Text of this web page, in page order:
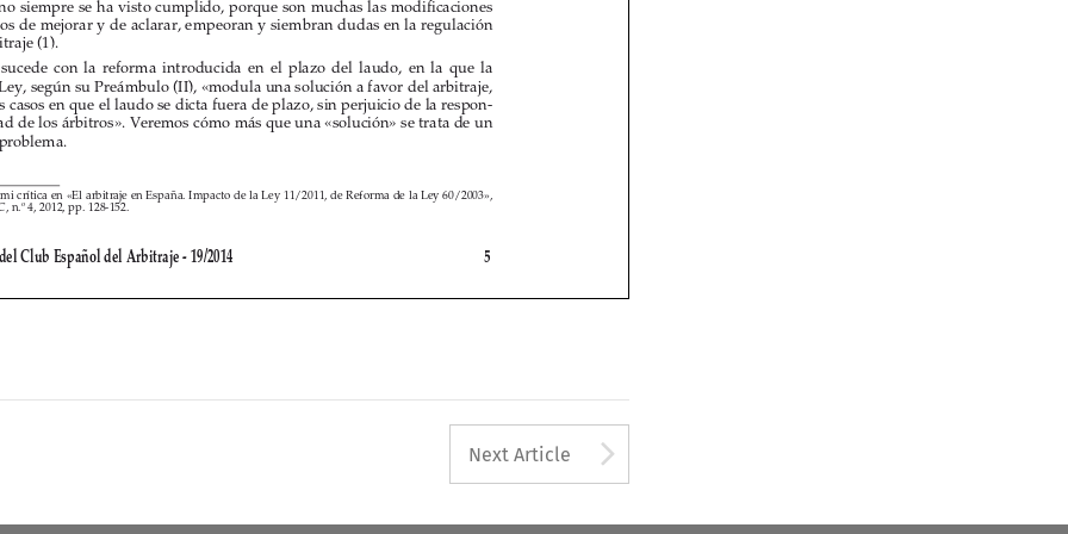











Revista del Club Español del Arbitraje - 19/2014
Tal  sucede  con  la  reforma  introducida  en  el  plazo  del  laudo,  en  la  que  la
nueva Ley, según su Preámbulo (II), «modula una solución a favor del arbitraje,
para los casos en que el laudo se dicta fuera de plazo, sin perjuicio de la respon-
sabilidad de los árbitros». Veremos cómo más que una «solución» se trata de un
nuevo problema.
(1)
V. mi crítica en «El arbitraje en España. Impacto de la Ley 11/2011, de Reforma de la Ley 60/2003»,
RJC
, n.º 4, 2012, pp. 128-152.
Next Article